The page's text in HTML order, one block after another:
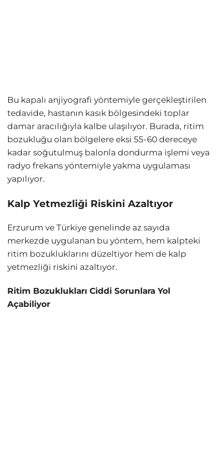
Bu kapalı anjiyografi yöntemiyle gerçekleştirilen
tedavide, hastanın kasık bölgesindeki toplar
damar aracılığıyla kalbe ulaşılıyor. Burada, ritim
bozukluğu olan bölgelere eksi 55-60 dereceye
kadar soğutulmuş balonla dondurma işlemi veya
radyo frekans yöntemiyle yakma uygulaması
yapılıyor.
Kalp Yetmezliği Riskini Azaltıyor
Erzurum ve Türkiye genelinde az sayıda
merkezde uygulanan bu yöntem, hem kalpteki
ritim bozukluklarını düzeltiyor hem de kalp
yetmezliği riskini azaltıyor.
Ritim Bozuklukları Ciddi Sorunlara Yol
Açabiliyor